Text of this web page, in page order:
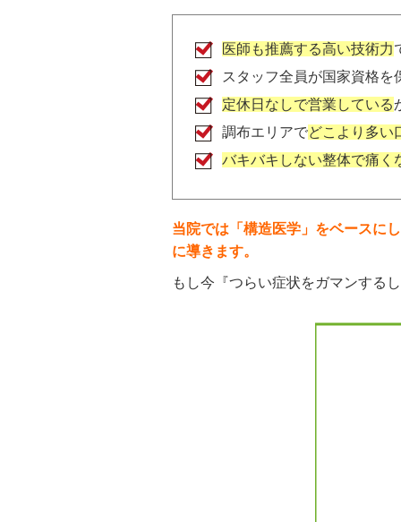
医師も推薦する高い技術力
スタッフ全員が国家資格を
定休日なしで営業している
調布エリアでどこより多い
バキバキしない整体で痛く
当院では「構造医学」をベースに
に導きます。
もし今『つらい症状をガマンする